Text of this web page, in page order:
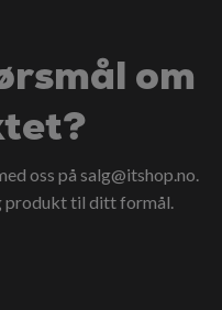
om
oss på salg@itshop.no.
produkt til ditt formål.